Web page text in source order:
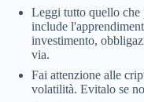
Leggi tutto quello che
include
investimento,
via.
Fai attenzione alle
volatilità. Evitalo se